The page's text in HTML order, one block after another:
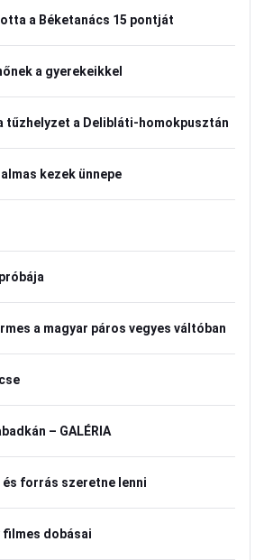
a Béketanács 15 pontját
a gyerekeikkel
tűzhelyzet a Delibláti-homokpusztán
kezek ünnepe
a magyar páros vegyes váltóban
– GALÉRIA
forrás szeretne lenni
filmes dobásai